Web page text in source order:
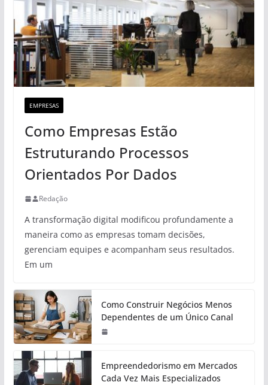
EMPRESAS
Como Empresas Estão
Estruturando Processos
Orientados Por Dados
Redação
A transformação digital modificou profundamente a
maneira como as empresas tomam decisões,
gerenciam equipes e acompanham seus resultados.
Em um
Como Construir Negócios Menos
Dependentes de um Único Canal
Empreendedorismo em Mercados
Cada Vez Mais Especializados